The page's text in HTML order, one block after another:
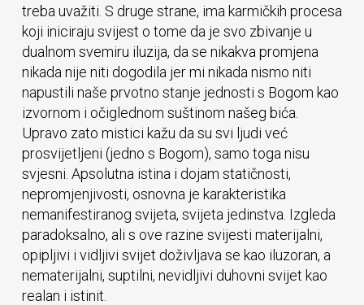
treba uvažiti. S druge strane, ima karmičkih procesa
koji iniciraju svijest o tome da je svo zbivanje u
dualnom svemiru iluzija, da se nikakva promjena
nikada nije niti dogodila jer mi nikada nismo niti
napustili naše prvotno stanje jednosti s Bogom kao
izvornom i očiglednom suštinom našeg bića.
Upravo zato mistici kažu da su svi ljudi već
prosvijetljeni (jedno s Bogom), samo toga nisu
svjesni. Apsolutna istina i dojam statičnosti,
nepromjenjivosti, osnovna je karakteristika
nemanifestiranog svijeta, svijeta jedinstva. Izgleda
paradoksalno, ali s ove razine svijesti materijalni,
opipljivi i vidljivi svijet doživljava se kao iluzoran, a
nematerijalni, suptilni, nevidljivi duhovni svijet kao
realan i istinit.